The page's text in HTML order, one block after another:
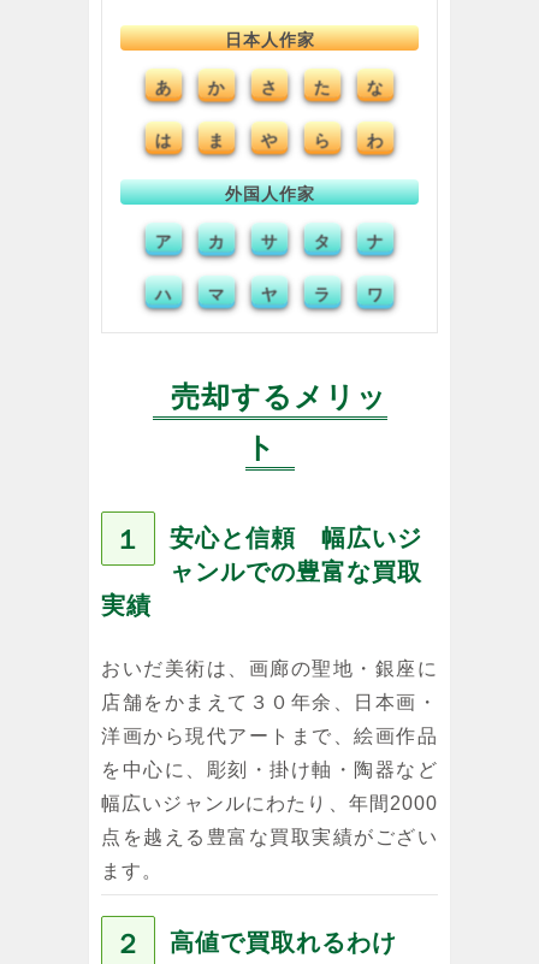
日本人作家
あ か さ た な
は ま や ら わ
外国人作家
ア カ サ タ ナ
ハ マ ヤ ラ ワ
売却するメリッ
ト
１
安心と信頼 幅広いジ
ャンルでの豊富な買取
実績
おいだ美術は、画廊の聖地・銀座に
店舗をかまえて３０年余、日本画・
洋画から現代アートまで、絵画作品
を中心に、彫刻・掛け軸・陶器など
幅広いジャンルにわたり、年間2000
点を越える豊富な買取実績がござい
ます。
２ 高値で買取れるわけ